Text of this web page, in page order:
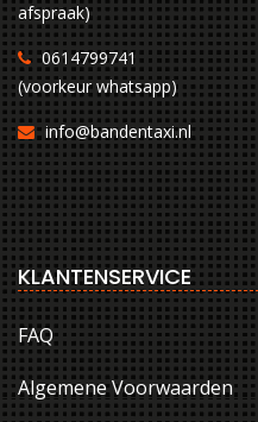
afspraak)
0614799741
(voorkeur whatsapp)
info@bandentaxi.nl
KLANTENSERVICE
FAQ
Algemene Voorwaarden